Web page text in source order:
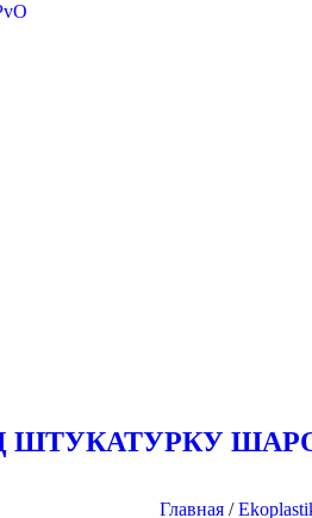
ШТУКАТУРКУ
Главная /